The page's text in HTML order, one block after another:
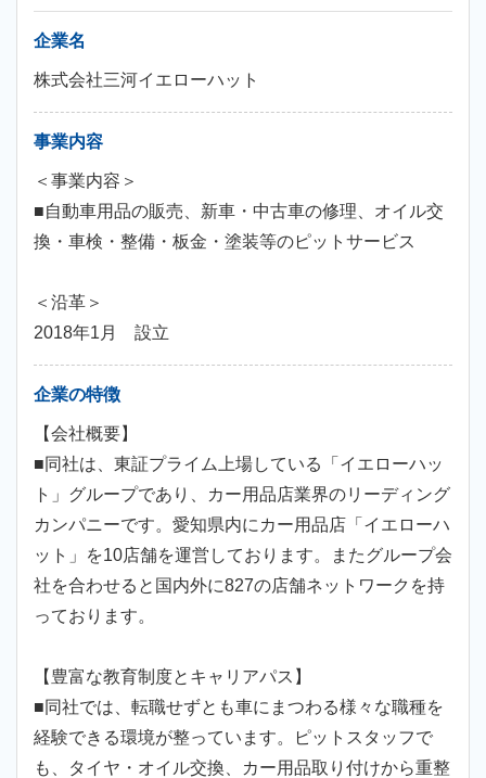
企業名
株式会社三河イエローハット
事業内容
＜事業内容＞
■自動車用品の販売、新車・中古車の修理、オイル交
換・車検・整備・板金・塗装等のピットサービス
＜沿革＞
2018年1月 設立
企業の特徴
【会社概要】
■同社は、東証プライム上場している「イエローハッ
ト」グループであり、カー用品店業界のリーディング
カンパニーです。愛知県内にカー用品店「イエローハ
ット」を10店舗を運営しております。またグループ会
社を合わせると国内外に827の店舗ネットワークを持
っております。
【豊富な教育制度とキャリアパス】
■同社では、転職せずとも車にまつわる様々な職種を
経験できる環境が整っています。ピットスタッフで
も、タイヤ・オイル交換、カー用品取り付けから重整